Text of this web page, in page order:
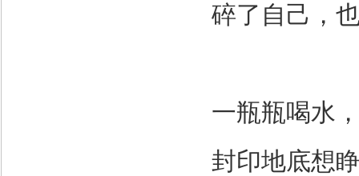
碎了自己，
一瓶瓶喝水
封印地底想